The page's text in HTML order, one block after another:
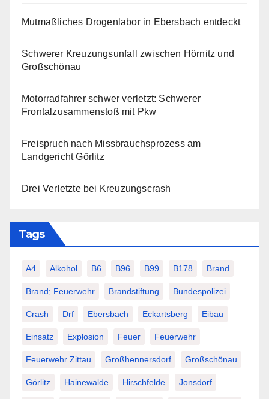
Mutmaßliches Drogenlabor in Ebersbach entdeckt
Schwerer Kreuzungsunfall zwischen Hörnitz und
Großschönau
Motorradfahrer schwer verletzt: Schwerer
Frontalzusammenstoß mit Pkw
Freispruch nach Missbrauchsprozess am
Landgericht Görlitz
Drei Verletzte bei Kreuzungscrash
Tags
A4 Alkohol B6 B96 B99 B178 Brand
Brand; Feuerwehr Brandstiftung Bundespolizei
Crash Drf Ebersbach Eckartsberg Eibau
Einsatz Explosion Feuer Feuerwehr
Feuerwehr Zittau Großhennersdorf Großschönau
Görlitz Hainewalde Hirschfelde Jonsdorf